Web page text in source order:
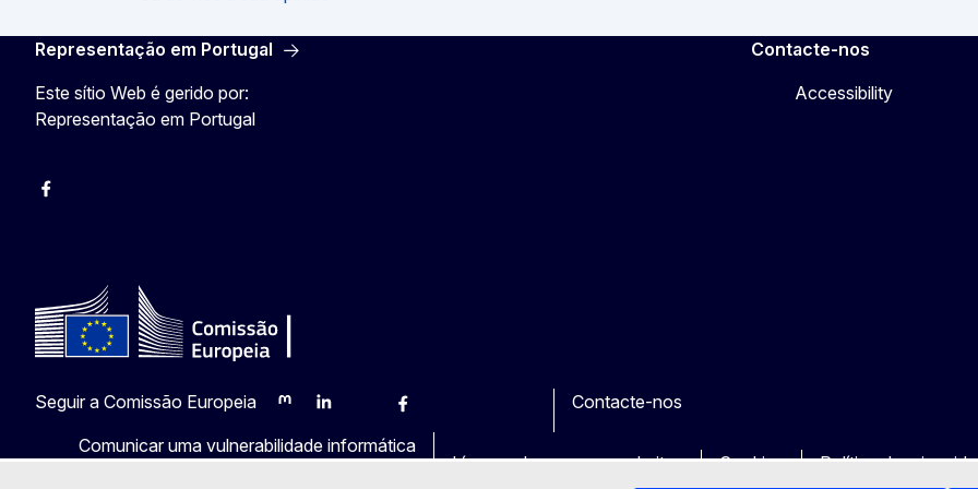
Representação em Portugal
Este sítio Web é gerido por:
Representação em Portugal
Facebook
Contacte-nos
Accessibility
Seguir a Comissão Europeia
MastodonLinkedInBlueskyFacebook
Contacte-nos
Comunicar uma vulnerabilidade informática
Línguas dos nossos websites
Cookies Política de